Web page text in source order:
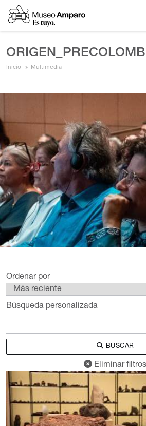
Inicio Multimedia
Ordenar por
Búsqueda personalizada
BUSCAR
Eliminar filtros